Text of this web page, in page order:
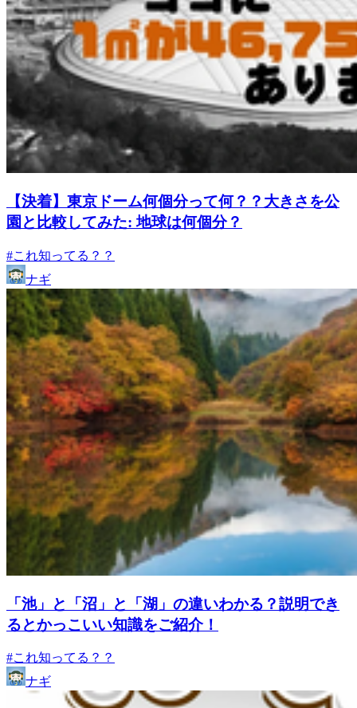
【決着】東京ドーム何個分って何？？大きさを公
園と比較してみた: 地球は何個分？
#これ知ってる？？
ナギ
「池」と「沼」と「湖」の違いわかる？説明でき
るとかっこいい知識をご紹介！
#これ知ってる？？
ナギ